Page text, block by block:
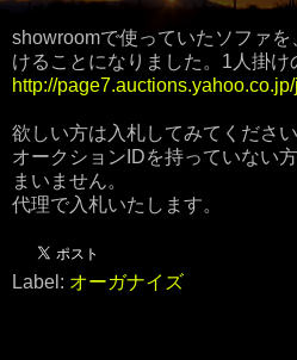
showroomで使っていたソファ
けることになりました。1人掛
http://
欲しい方は入札してみてください
オークションIDを持っていない
まいません。
代理で入札いたします。
Label: オーガナイズ